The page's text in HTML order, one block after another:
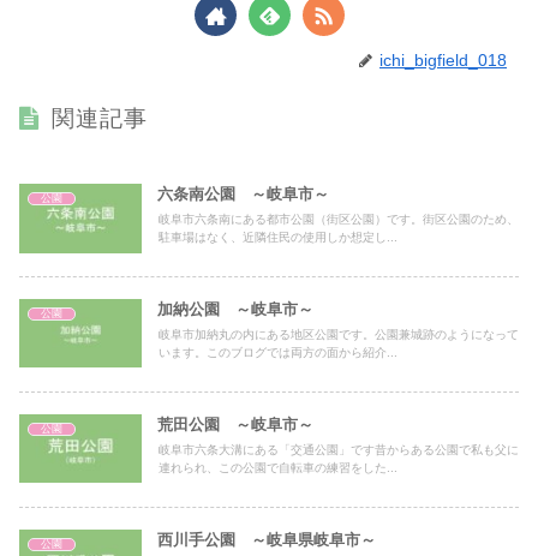
ichi_bigfield_018
関連記事
公園 六条南公園 ～岐阜市～
岐阜市六条南にある都市公園（街区公園）です。街区公園のため、
駐車場はなく、近隣住民の使用しか想定し...
公園 加納公園 ～岐阜市～
岐阜市加納丸の内にある地区公園です。公園兼城跡のようになって
います。このブログでは両方の面から紹介...
公園 荒田公園 ～岐阜市～
岐阜市六条大溝にある「交通公園」です昔からある公園で私も父に
連れられ、この公園で自転車の練習をした...
公園 西川手公園 ～岐阜県岐阜市～